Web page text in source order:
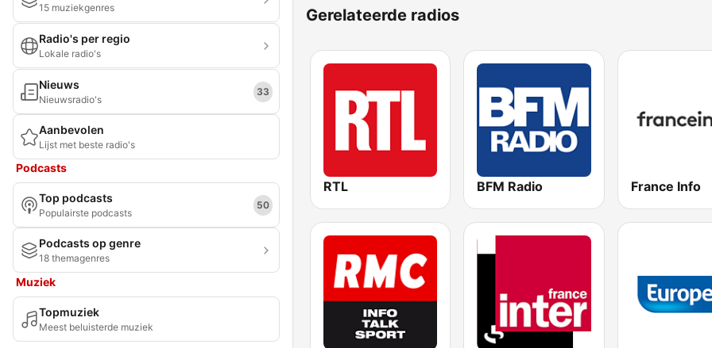
15 muziekgenres
Radio's per regio
Lokale radio's
Nieuws
Nieuwsradio's
33
Aanbevolen
Lijst met beste radio's
Podcasts
Top podcasts
Populairste podcasts
50
Podcasts op genre
18 themagenres
Muziek
Topmuziek
Meest beluisterde muziek
Gerelateerde radios
RTL BFM Radio France Info